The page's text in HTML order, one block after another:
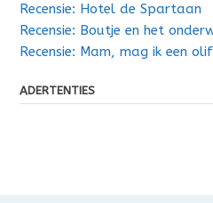
Recensie: Hotel de Spartaan
Recensie: Boutje en het
Recensie: Mam, mag ik een
ADERTENTIES